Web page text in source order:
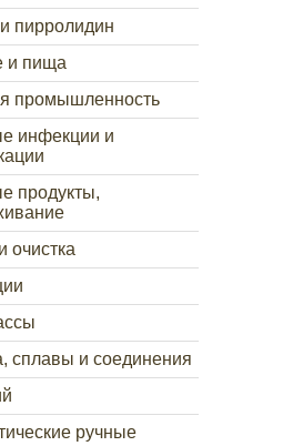
пирролидин
и пища
промышленность
инфекции и
продукты,
очистка
сплавы и соединения
ручные